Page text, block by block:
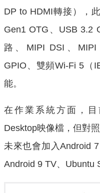
DP to HDMI轉接），
Gen1 OTG、USB 3.2
路、MIPI DSI、
GPIO、雙頻Wi-Fi 5（
能。
在作業系統方面，目
Desktop映像檔，但對
未來也會加入Android
Android 9 TV、Ubuntu